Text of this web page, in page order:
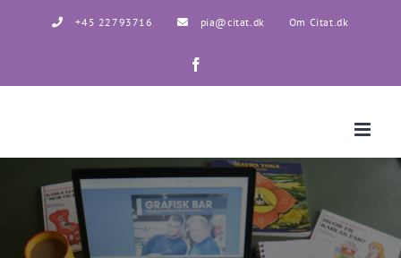
+45 22793716 pia@citat.dk Om Citat.dk